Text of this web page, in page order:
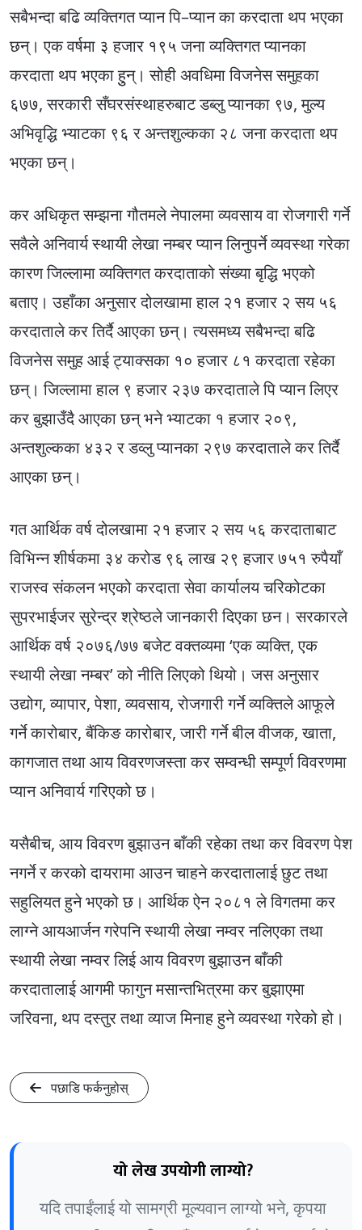
सबैभन्दा बढि व्यक्तिगत प्यान पि–प्यान का करदाता थप भएका
छन्। एक वर्षमा ३ हजार १९५ जना व्यक्तिगत प्यानका
करदाता थप भएका हुुन्। सोही अवधिमा विजनेस समुहका
६७७, सरकारी सँघरसंस्थाहरुबाट डब्लु प्यानका ९७, मुल्य
अभिवृद्धि भ्याटका ९६ र अन्तशुल्कका २८ जना करदाता थप
भएका छन्।
कर अधिकृत सम्झना गौतमले नेपालमा व्यवसाय वा रोजगारी गर्ने
सवैले अनिवार्य स्थायी लेखा नम्बर प्यान लिनुपर्ने व्यवस्था गरेका
कारण जिल्लामा व्यक्तिगत करदाताको संख्या बृद्धि भएको
बताए। उहाँका अनुसार दोलखामा हाल २१ हजार २ सय ५६
करदाताले कर तिर्दै आएका छन्। त्यसमध्य सबैभन्दा बढि
विजनेस समुह आई ट्याक्सका १० हजार ८१ करदाता रहेका
छन्। जिल्लामा हाल ९ हजार २३७ करदाताले पि प्यान लिएर
कर बुझाउँदै आएका छन् भने भ्याटका १ हजार २०९,
अन्तशुल्कका ४३२ र डव्लु प्यानका २९७ करदाताले कर तिर्दै
आएका छन्।
गत आर्थिक वर्ष दोलखामा २१ हजार २ सय ५६ करदाताबाट
विभिन्न शीर्षकमा ३४ करोड ९६ लाख २९ हजार ७५१ रुपैयाँ
राजस्व संकलन भएको करदाता सेवा कार्यालय चरिकोटका
सुपरभाईजर सुरेन्द्र श्रेष्ठले जानकारी दिएका छन। सरकारले
आर्थिक वर्ष २०७६/७७ बजेट वक्तव्यमा ‘एक व्यक्ति, एक
स्थायी लेखा नम्बर’ को नीति लिएको थियो। जस अनुसार
उद्योग, व्यापार, पेशा, व्यवसाय, रोजगारी गर्ने व्यक्तिले आफूले
गर्ने कारोबार, बैंकिङ कारोबार, जारी गर्ने बील वीजक, खाता,
कागजात तथा आय विवरणजस्ता कर सम्वन्धी सम्पूर्ण विवरणमा
प्यान अनिवार्य गरिएको छ।
यसैबीच, आय विवरण बुझाउन बाँकी रहेका तथा कर विवरण पेश
नगर्ने र करको दायरामा आउन चाहने करदातालाई छुट तथा
सहुलियत हुने भएको छ। आर्थिक ऐन २०८१ ले विगतमा कर
लाग्ने आयआर्जन गरेपनि स्थायी लेखा नम्वर नलिएका तथा
स्थायी लेखा नम्वर लिई आय विवरण बुझाउन बाँकी
करदातालाई आगमी फागुन मसान्तभित्रमा कर बुझाएमा
जरिवना, थप दस्तुर तथा व्याज मिनाह हुने व्यवस्था गरेको हो।
पछाडि फर्कनुहोस्
यो लेख उपयोगी लाग्यो?
यदि तपाईंलाई यो सामग्री मूल्यवान लाग्यो भने, कृपया